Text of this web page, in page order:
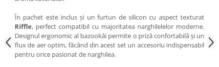
În pachet este inclus și un furtun de silicon cu aspect texturat
Riffle, perfect compatibil cu majoritatea narghilelelor moderne.
Designul ergonomic al bazookăi permite o priză confortabilă și un
flux de aer optim, făcând din acest set un accesoriu indispensabil
pentru orice pasionat de narghilea.